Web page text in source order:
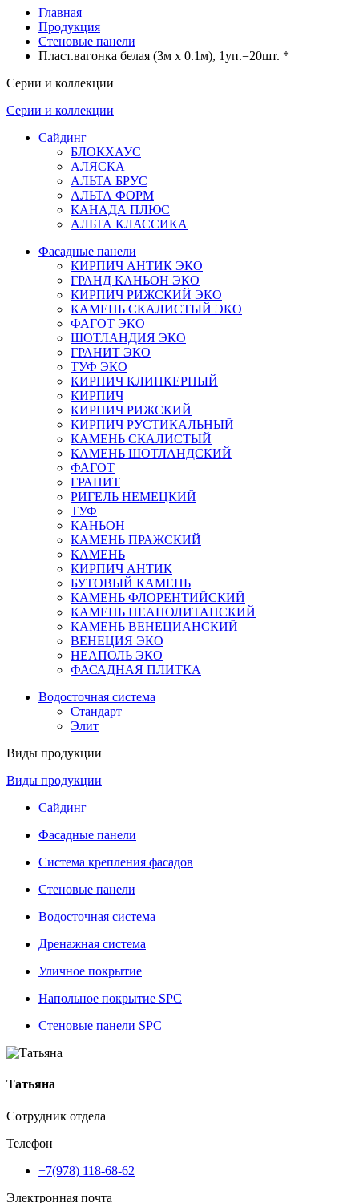
Главная
Продукция
Стеновые панели
Пласт.вагонка белая (3м х 0.1м), 1уп.=20шт. *
Серии и коллекции
Серии и коллекции
Сайдинг
БЛОКХАУС
АЛЯСКА
АЛЬТА БРУС
АЛЬТА ФОРМ
КАНАДА ПЛЮС
АЛЬТА КЛАССИКА
Фасадные панели
КИРПИЧ АНТИК ЭКО
ГРАНД КАНЬОН ЭКО
КИРПИЧ РИЖСКИЙ ЭКО
КАМЕНЬ СКАЛИСТЫЙ ЭКО
ФАГОТ ЭКО
ШОТЛАНДИЯ ЭКО
ГРАНИТ ЭКО
ТУФ ЭКО
КИРПИЧ КЛИНКЕРНЫЙ
КИРПИЧ
КИРПИЧ РИЖСКИЙ
КИРПИЧ РУСТИКАЛЬНЫЙ
КАМЕНЬ СКАЛИСТЫЙ
КАМЕНЬ ШОТЛАНДСКИЙ
ФАГОТ
ГРАНИТ
РИГЕЛЬ НЕМЕЦКИЙ
ТУФ
КАНЬОН
КАМЕНЬ ПРАЖСКИЙ
КАМЕНЬ
КИРПИЧ АНТИК
БУТОВЫЙ КАМЕНЬ
КАМЕНЬ ФЛОРЕНТИЙСКИЙ
КАМЕНЬ НЕАПОЛИТАНСКИЙ
КАМЕНЬ ВЕНЕЦИАНСКИЙ
ВЕНЕЦИЯ ЭКО
НЕАПОЛЬ ЭКО
ФАСАДНАЯ ПЛИТКА
Водосточная система
Стандарт
Элит
Виды продукции
Виды продукции
Сайдинг
Фасадные панели
Система крепления фасадов
Стеновые панели
Водосточная система
Дренажная система
Уличное покрытие
Напольное покрытие SPC
Стеновые панели SPC
Татьяна
Сотрудник отдела
Телефон
+7(978) 118-68-62
Электронная почта